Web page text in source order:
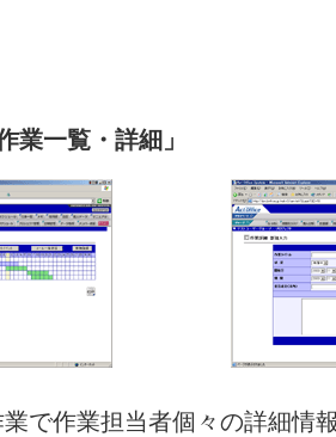
業一覧・詳細」
で作業担当者個々の詳細情